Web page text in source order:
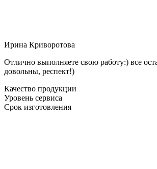
Ирина Криворотова
Отлично выполняете свою работу:) все
довольны, респект!)
Качество продукции
Уровень сервиса
Срок изготовления